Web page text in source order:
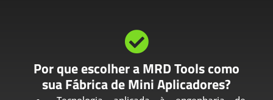

Por que escolher a MRD Tools como
sua Fábrica de Mini Aplicadores?